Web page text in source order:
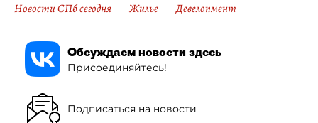
Новости СПб сегодня
Жилье Девелопмент
Обсуждаем новости здесь
Присоединяйтесь!
Подписаться на новости